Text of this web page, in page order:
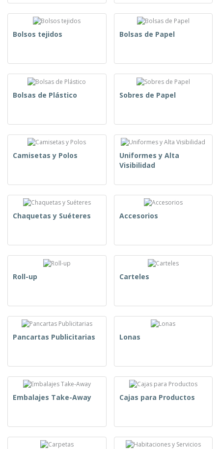
Bolsos tejidos Bolsas de Papel
Bolsas de Plástico Sobres de Papel
Camisetas y Polos
Uniformes y Alta
Visibilidad
Chaquetas y Suéteres Accesorios
Roll-up Carteles
Pancartas Publicitarias Lonas
Embalajes Take-Away Cajas para Productos